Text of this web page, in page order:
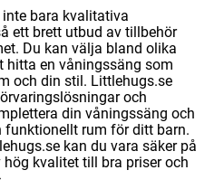
bara kvalitativa
ett brett utbud av tillbehör
Du kan välja bland olika
hitta en våningssäng som
och din stil. Littlehugs.se
och
din våningssäng och
rum för ditt barn.
kan du vara säker på
kvalitet till bra priser och